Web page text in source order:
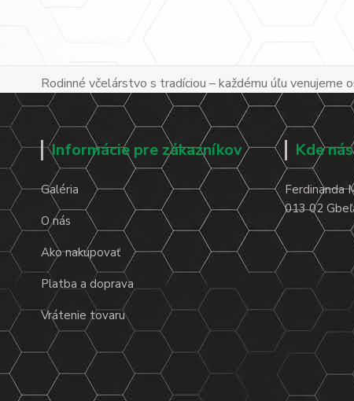
Rodinné včelárstvo s tradíciou – každému úľu
Informácie pre zákazníkov
Galéria
O nás
Ako nakupovať
Platba a doprava
Vrátenie tovaru
Kde
Ferdinanda
013 02